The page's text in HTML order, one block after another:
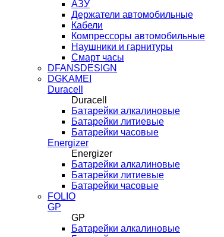
АЗУ
Держатели автомобильные
Кабели
Компрессоры автомобильные
Наушники и гарнитуры
Смарт часы
DFANSDESIGN
DGKAMEI
Duracell
Duracell
Батарейки алкалиновые
Батарейки литиевые
Батарейки часовые
Energizer
Energizer
Батарейки алкалиновые
Батарейки литиевые
Батарейки часовые
FOLIO
GP
GP
Батарейки алкалиновые